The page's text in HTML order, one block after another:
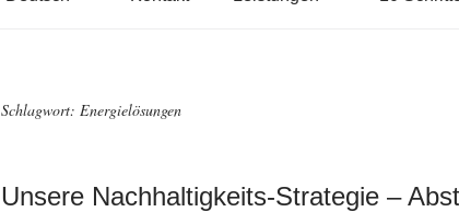
Schlagwort: Energielösungen
Unsere Nachhaltigkeits-Strategie –